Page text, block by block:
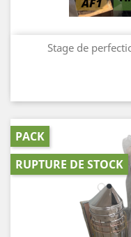
Stage de
PACK
RUPTURE DE STOCK